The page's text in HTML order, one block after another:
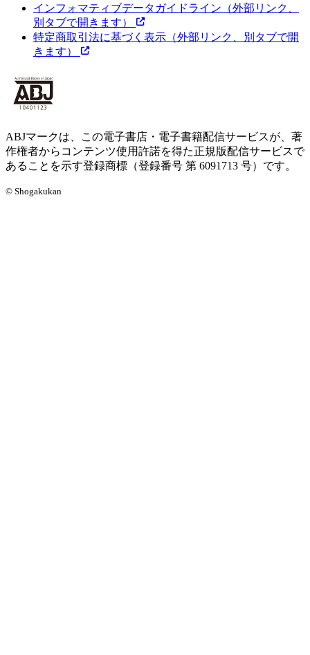
インフォマティブデータガイドライン （外部リンク、
別タブで開きます）
特定商取引法に基づく表示 （外部リンク、別タブで開
きます）
ABJマークは、この電子書店・電子書籍配信サービスが、著
作権者からコンテンツ使用許諾を得た正規版配信サービスで
あることを示す登録商標（登録番号 第 6091713 号）です。
© Shogakukan